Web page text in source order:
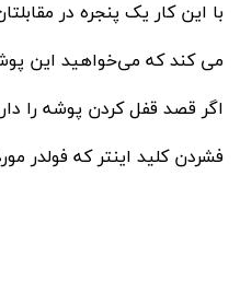
با این کار یک پنجره در
می کند که می‌خواهید این
اگر قصد قفل کردن پوشه را
فشردن کلید اینتر که فولدر